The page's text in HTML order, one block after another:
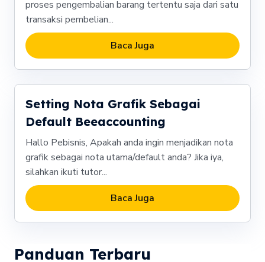
proses pengembalian barang tertentu saja dari satu
transaksi pembelian...
Baca Juga
Setting Nota Grafik Sebagai
Default Beeaccounting
Hallo Pebisnis, Apakah anda ingin menjadikan nota
grafik sebagai nota utama/default anda? Jika iya,
silahkan ikuti tutor...
Baca Juga
Panduan Terbaru